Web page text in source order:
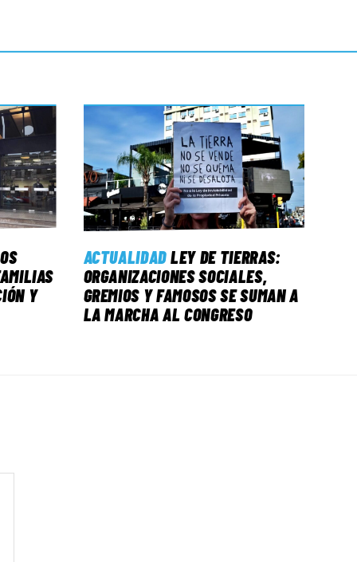
Y
ACTUALIDADLEY DE TIERRAS:
ORGANIZACIONES SOCIALES,
GREMIOS Y FAMOSOS SE SUMAN A
LA MARCHA AL CONGRESO